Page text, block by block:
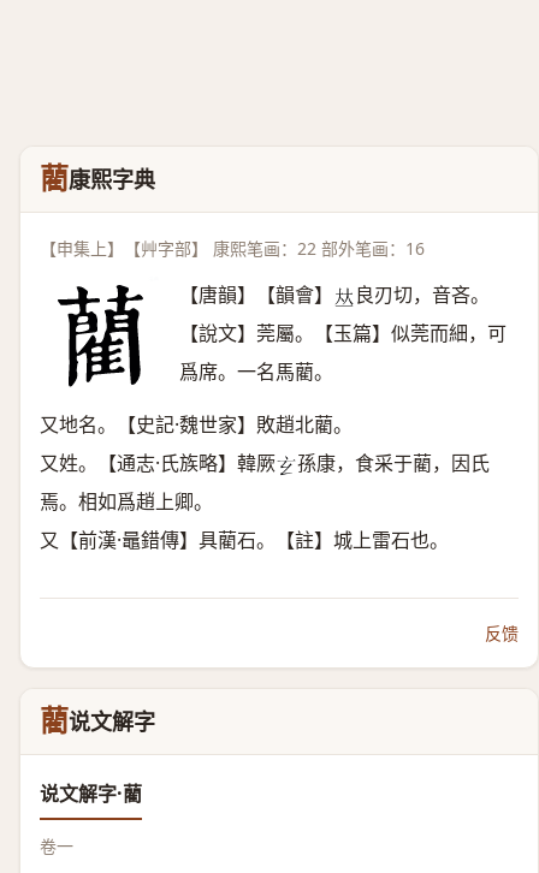
藺康熙字典
【申集上】【艸字部】 康熙笔画：22 部外笔画：16
【唐韻】【韻會】 𠀤良刃切，音吝。
【說文】莞屬。【玉篇】似莞而細，可
爲席。一名馬藺。
又地名。【史記·魏世家】敗趙北藺。
又姓。【通志·氏族略】韓厥𤣥 孫康，食采于藺，因氏
焉。相如爲趙上卿。
又【前漢·鼂錯傳】具藺石。【註】城上雷石也。
反馈
藺说文解字
说文解字·藺
卷一